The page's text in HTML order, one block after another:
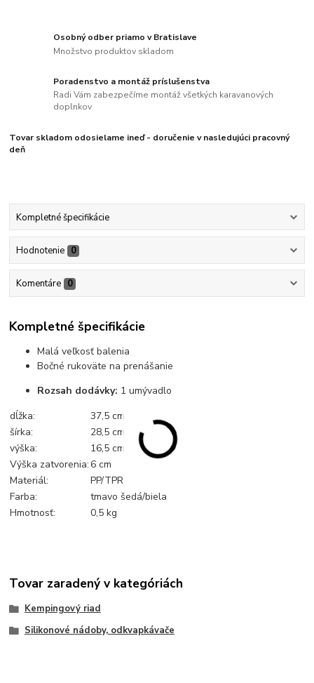
Osobný odber priamo v Bratislave
Množstvo produktov skladom
Poradenstvo a montáž príslušenstva
Radi Vám zabezpečíme montáž všetkých karavanových
doplnkov
Tovar skladom odosielame ineď - doručenie v nasledujúci pracovný
deň
Kompletné špecifikácie
Hodnotenie 0
Komentáre 0
Kompletné špecifikácie
Malá veľkosť balenia
Bočné rukoväte na prenášanie
Rozsah dodávky: 1 umývadlo
dĺžka:
37,5 cm
šírka:
28,5 cm
výška:
16,5 cm
Výška zatvorenia:6 cm
Materiál:
PP/TPR
Farba:
tmavo šedá/biela
Hmotnosť:
0,5 kg
Tovar zaradený v kategóriách
Kempingový riad
Silikonové nádoby, odkvapkávače